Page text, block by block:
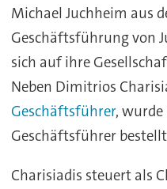
Michael Juchheim aus
Geschäftsführung von
sich auf ihre
Neben Dimitrios
Geschäftsführer, wurde
Geschäftsführer
Charisiadis steuert als